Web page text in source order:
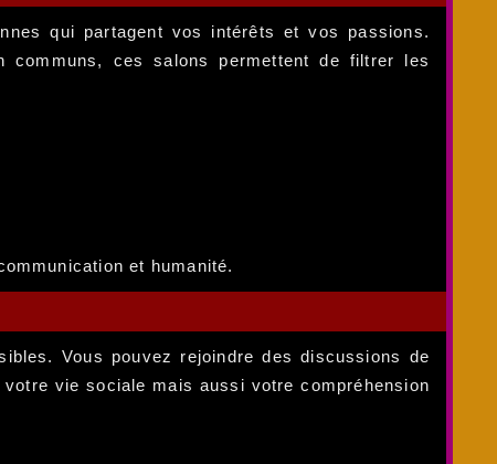
qui partagent vos intérêts et vos passions.
communs, ces salons permettent de filtrer les
et humanité.
Vous pouvez rejoindre des discussions de
vie sociale mais aussi votre compréhension